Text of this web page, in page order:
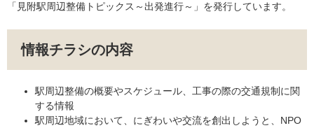
「見附駅周辺整備トピックス～出発進行～」を発行しています。
情報チラシの内容
駅周辺整備の概要やスケジュール、工事の際の交通規制に関
する情報
駅周辺地域において、にぎわいや交流を創出しようと、NPO